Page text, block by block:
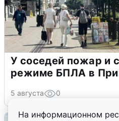
На информационном
У соседей пожар и
режиме БПЛА в
5 августа 0